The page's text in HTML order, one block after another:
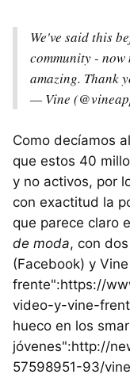
We've said this
community -
amazing. Thank
— Vine
Como decíamos
que estos 40
y no activos, por
con exactitud la
que parece claro
de moda, con
(Facebook) y
frente":https://
video-y-vine-
hueco en los
jóvenes":http://
57598951-93/